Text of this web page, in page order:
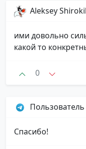
Aleksey
ими довольно
какой то
0
Спасибо!